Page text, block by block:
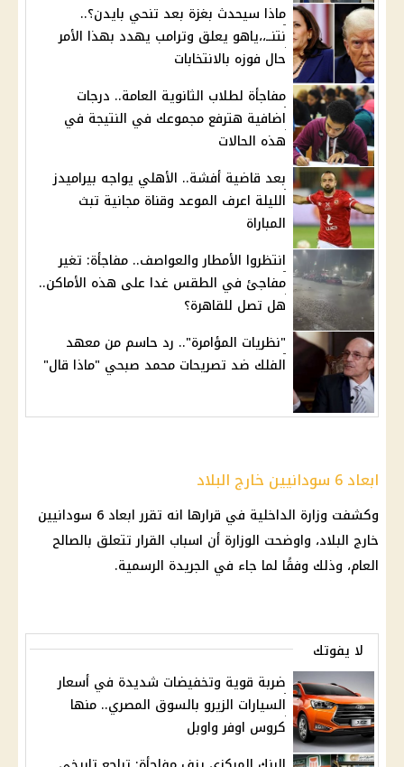
ماذا سيحدث بغزة بعد تنحي بايدن؟..
نتنــ،،ياهو يعلق وترامب يهدد بهذا الأمر
حال فوزه بالانتخابات
مفاجأة لطلاب الثانوية العامة.. درجات
اضافية هترفع مجموعك في النتيجة في
هذه الحالات
بعد قاضية أفشة.. الأهلي يواجه بيراميدز
الليلة اعرف الموعد وقناة مجانية تبث
المباراة
انتظروا الأمطار والعواصف.. مفاجأة: تغير
مفاجئ في الطقس غدا على هذه الأماكن..
هل تصل للقاهرة؟
"نظريات المؤامرة".. رد حاسم من معهد
الفلك ضد تصريحات محمد صبحي "ماذا قال"
ابعاد 6 سودانيين خارج البلاد
وكشفت وزارة الداخلية في قرارها انه تقرر ابعاد 6
سودانيين
خارج البلاد، واوضحت الوزارة أن اسباب القرارتتعلق بالصالح
العام، وذلك وفقًا لما جاء في الجريدة الرسمية.
لا يفوتك
ضربة قوية وتخفيضات شديدة في أسعار
السيارات الزيرو بالسوق المصري.. منها
كروس اوفر واوبل